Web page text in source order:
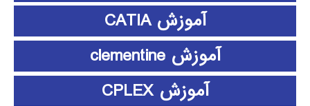
آموزش CATIA
آموزش clementine
آموزش CPLEX